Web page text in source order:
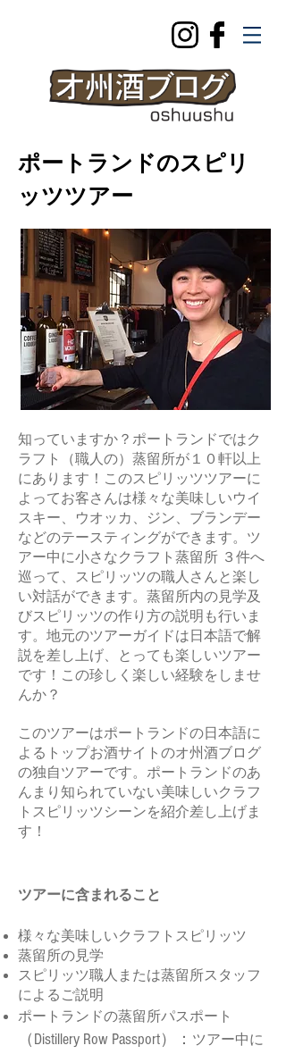
ポートランドのスピリ
ッツツアー
知っていますか？ポートランドではク
ラフト（職人の）蒸留所が１０軒以上
にあります！このスピリッツツアーに
よってお客さんは様々な美味しいウイ
スキー、ウオッカ、ジン、ブランデー
などのテースティングができます。ツ
アー中に小さなクラフト蒸留所 ３件へ
巡って、スピリッツの職人さんと楽し
い対話ができます。蒸留所内の見学及
びスピリッツの作り方の説明も行いま
す。地元のツアーガイドは日本語で解
説を差し上げ、とっても楽しいツアー
です！この珍しく楽しい経験をしませ
んか？
このツアーはポートランドの日本語に
よるトップお酒サイトのオ州酒ブログ
の独自ツアーです。ポートランドのあ
んまり知られていない美味しいクラフ
トスピリッツシーンを紹介差し上げま
す！
ツアーに含まれること
様々な美味しいクラフトスピリッツ
蒸留所の見学
スピリッツ職人または蒸留所スタッフ
によるご説明
ポートランドの蒸留所パスポート
（Distillery Row Passport）： ツアー中に